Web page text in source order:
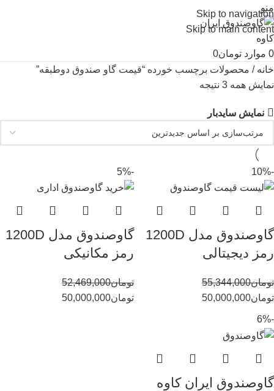
Skip to navigation
Skip to main content
منو
0 موارد تومان0
خانه محصولات برچسب خورده “قیمت گاو صندوق دوطبقه”
نمایش همه 3 نتیجه
نمایش سایدبار
-10%
گاوصندوق مدل 1200D
رمز دیجیتالی
تومان55,344,000
تومان50,000,000
-5%
گاوصندوق مدل 1200D
رمز مکانیکی
تومان52,469,000
تومان50,000,000
-6%
گاوصندوق ایران کاوه